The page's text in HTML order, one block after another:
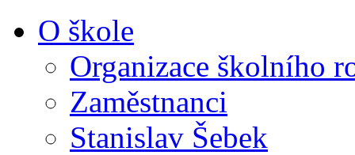
O škole
Organizace školního
Zaměstnanci
Stanislav Šebek